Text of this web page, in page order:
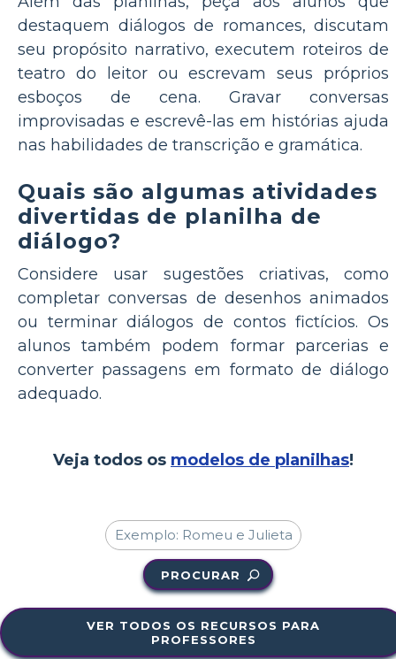
destaquem diálogos de romances, discutam
seu propósito narrativo, executem roteiros de
teatro do leitor ou escrevam seus próprios
esboços de cena. Gravar conversas
improvisadas e escrevê-las em histórias ajuda
nas habilidades de transcrição e gramática.
Quais são algumas atividades
divertidas de planilha de
diálogo?
Considere usar sugestões criativas, como
completar conversas de desenhos animados
ou terminar diálogos de contos fictícios. Os
alunos também podem formar parcerias e
converter passagens em formato de diálogo
adequado.
Veja todos os modelos de planilhas!
PROCURAR
VER TODOS OS RECURSOS PARA
PROFESSORES